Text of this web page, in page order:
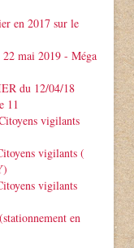
en 2017 sur le
mai 2019 - Méga
du 12/04/18
11
vigilants
vigilants (
vigilants
en